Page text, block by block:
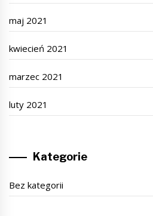
maj 2021
kwiecień 2021
marzec 2021
luty 2021
Kategorie
Bez kategorii